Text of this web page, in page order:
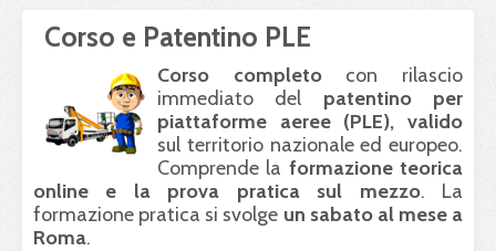
Corso e Patentino PLE
Corso completocon rilascio
immediato del patentino per
piattaforme aeree (PLE), valido
sul territorio nazionale ed europeo.
Comprende la formazione teorica
online e la prova pratica sul mezzo. La
formazione pratica si svolge un sabato al mese a
Roma.